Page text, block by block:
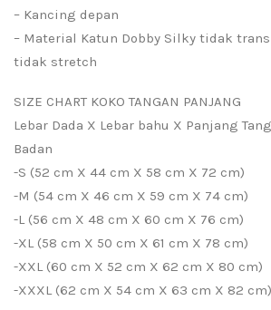
– Kancing depan
– Material Katun Dobby Silky tidak
tidak stretch
SIZE CHART KOKO TANGAN PANJANG
Lebar Dada X Lebar bahu X Panjang
Badan
-S (52 cm X 44 cm X 58 cm X 72 cm)
-M (54 cm X 46 cm X 59 cm X 74 cm)
-L (56 cm X 48 cm X 60 cm X 76 cm)
-XL (58 cm X 50 cm X 61 cm X 78 cm)
-XXL (60 cm X 52 cm X 62 cm X 80 cm)
-XXXL (62 cm X 54 cm X 63 cm X 82 cm)